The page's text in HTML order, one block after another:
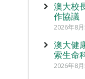
澳大校
作協議
2026年8
澳大健
索生命
2026年8